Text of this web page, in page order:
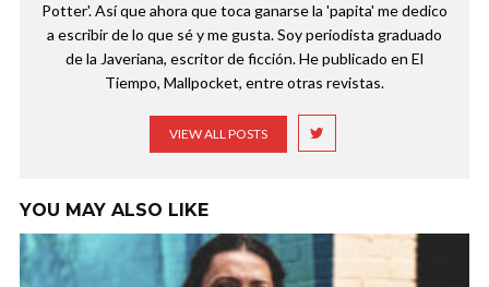
Potter'. Así que ahora que toca ganarse la 'papita' me dedico
a escribir de lo que sé y me gusta. Soy periodista graduado
de la Javeriana, escritor de ficción. He publicado en El
Tiempo, Mallpocket, entre otras revistas.
VIEW ALL POSTS
YOU MAY ALSO LIKE